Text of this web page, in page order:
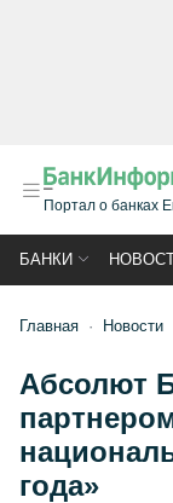
Портал о банках
БАНКИ
Главная Новости
Абсолют
года»